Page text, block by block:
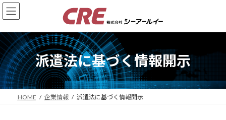
コ
ン
ン
ツ
へ
ス
キ
ッ
ナ
ビ
ー
シ
ョ
ン
に
移
派遣法に基づく情報開示
HOME 企業情報 派遣法に基づく情報開示